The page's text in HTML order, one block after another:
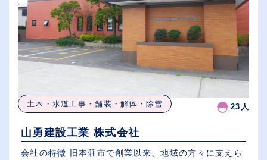
土木・水道工事・舗装・解体・除雪 23人
山勇建設工業 株式会社
会社の特徴 旧本荘市で創業以来、地域の方々に支えら